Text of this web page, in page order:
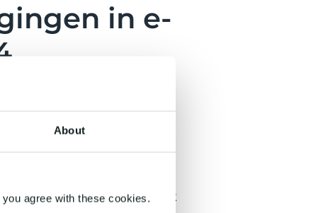
About
agree with these cookies.
in e-
de drukte tijdens
hoe staat het met jouw
van mensen die het